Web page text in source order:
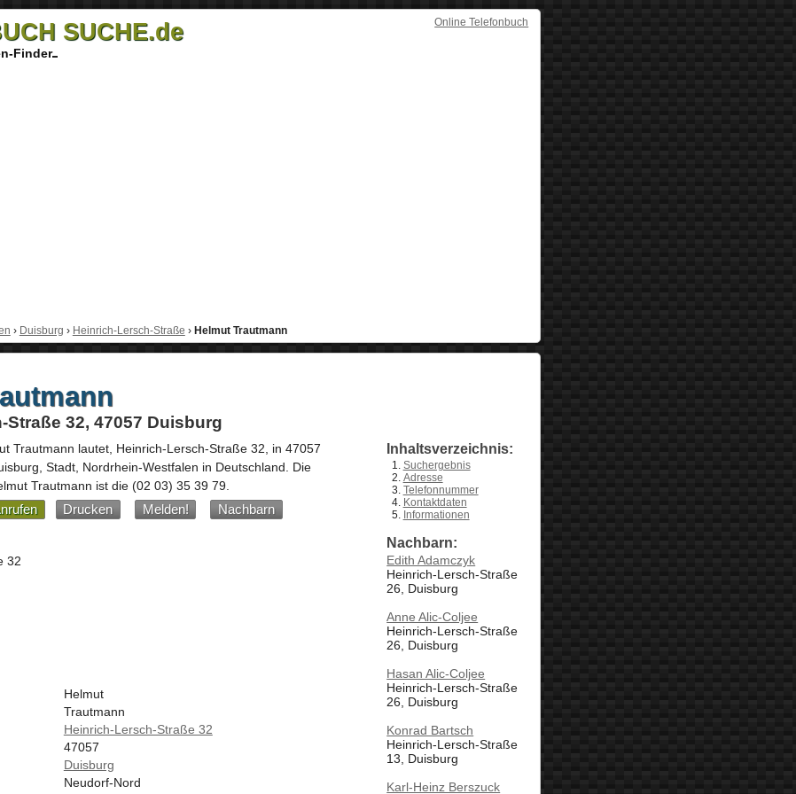
Online Telefonbuch
SUCHE.de
Finder
› Duisburg › Heinrich-Lersch-Straße › Helmut Trautmann
32, 47057 Duisburg
Trautmann lautet, Heinrich-Lersch-Straße 32 , in 47057
Stadt, Nordrhein-Westfalen in Deutschland
Die
Trautmann ist die (02 03) 35 39 79.
Drucken Melden!
Nachbarn
32
Helmut
Trautmann
Heinrich-Lersch-Straße 32
47057
Duisburg
Neudorf-Nord
Inhaltsverzeichnis:
Suchergebnis
Adresse
Telefonnummer
Kontaktdaten
Informationen
Nachbarn:
Edith Adamczyk
Heinrich-Lersch-Straße
26, Duisburg
Anne Alic-Coljee
Heinrich-Lersch-Straße
26, Duisburg
Hasan Alic-Coljee
Heinrich-Lersch-Straße
26, Duisburg
Konrad Bartsch
Heinrich-Lersch-Straße
13, Duisburg
Karl-Heinz Berszuck